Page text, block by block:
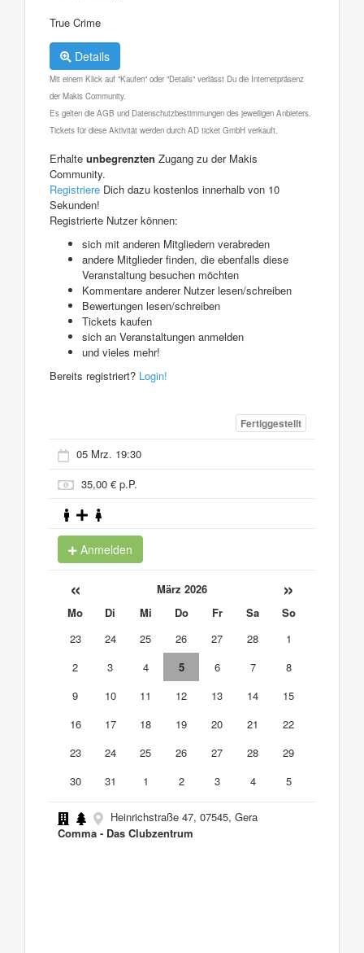
True Crime
Details
Mit einem Klick auf "Kaufen" oder "Details" verlässt Du die Internetpräsenz
der Makis Community.
Es gelten die AGB und Datenschutzbestimmungen des jeweiligen Anbieters.
Tickets für diese Aktivität werden durch AD ticket GmbH verkauft.
Erhalte unbegrenzten Zugang zu der Makis
Community.
Registriere Dich dazu kostenlos innerhalb von 10
Sekunden!
Registrierte Nutzer können:
sich mit anderen Mitgliedern verabreden
andere Mitglieder finden, die ebenfalls diese
Veranstaltung besuchen möchten
Kommentare anderer Nutzer lesen/schreiben
Bewertungen lesen/schreiben
Tickets kaufen
sich an Veranstaltungen anmelden
und vieles mehr!
Bereits registriert? Login!
Fertiggestellt
05 Mrz. 19:30
35,00 € p.P.
Anmelden
« März 2026 »
Mo Di Mi Do Fr Sa
So
23
24 25 26 27 28
1
2
3 4 5 6 7
8
9
10 11 12 13 14
15
16
17 18 19 20 21
22
23
24 25 26 27 28
29
30
31 1 2 3 4 5
Heinrichstraße 47, 07545, Gera
Comma - Das Clubzentrum